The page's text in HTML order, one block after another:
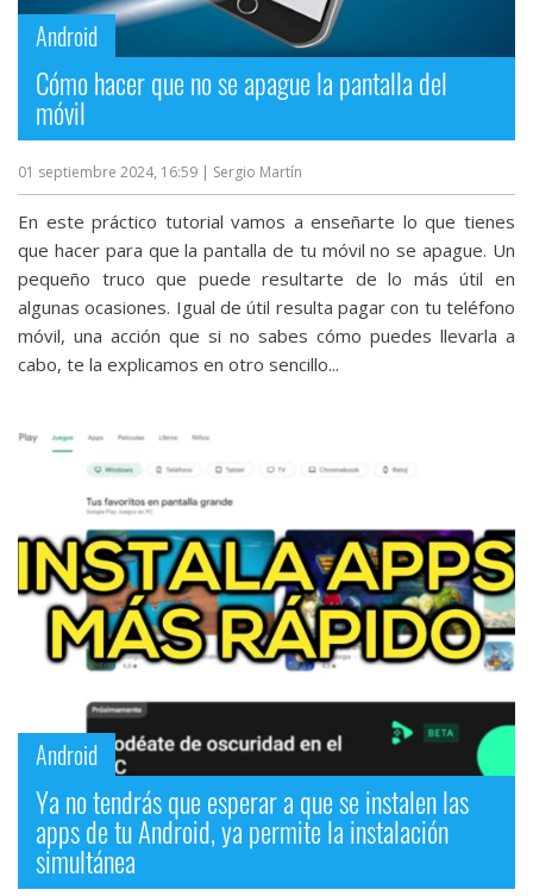
Android
Cómo hacer que no se apague la pantalla del
móvil
01 septiembre 2024, 16:59 | Sergio Martín
En este práctico tutorial vamos a enseñarte lo que tienes
que hacer para que la pantalla de tu móvil no se apague. Un
pequeño truco que puede resultarte de lo más útil en
algunas ocasiones. Igual de útil resulta pagar con tu teléfono
móvil, una acción que si no sabes cómo puedes llevarla a
cabo, te la explicamos en otro sencillo...
Android
Ya no tendrás que esperar a que se instalen las
apps de tu Android, ya permite la instalación
simultánea